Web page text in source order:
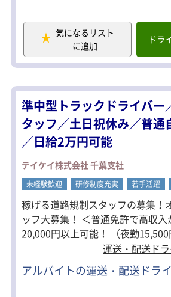
・工事現場等の交通
に標識や、カラーコー
設置
・工事中は車両の誘導
・終了したら速やか
基本的にチームで行
先輩社員も近くにい
※4割ドライバー、6
になります。
＜勤務地多数＞
■神奈川県
横浜支社・藤沢支社・
厚木支社・大和支社・
崎支社・平塚支社・
みらい支社・南関東
ー
★一都三県で勤務地
近くの現場をご紹介
気になるリスト
に追加
ドラ
準中型トラックドライバー
タッフ／土日祝休み／普通
／日給2万円可能
テイケイ株式会社 千葉支社
未経験歓迎 研修制度充実 若手活躍
稼げる道路規制スタッフの募集！
ッフ大募集！ ＜普通免許で高収
20,000円以上可能！ （夜勤
「本業の合間にWワークで働きた
だけ働きたい」 「資格を活かして稼
運送・配送ド
アルバイトの運送・配送ドラ